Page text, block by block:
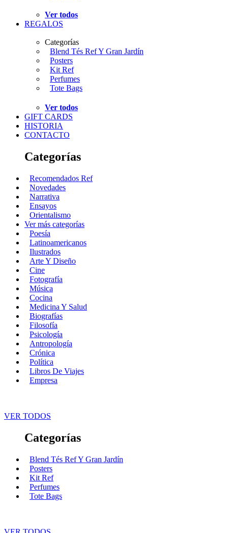
Ver todos
REGALOS
Categorías
Blend Tés Ref Y Gran Jardín
Posters
Kit Ref
Perfumes
Tote Bags
Ver todos
GIFT CARDS
HISTORIA
CONTACTO
Categorías
Recomendados Ref
Novedades
Narrativa
Ensayos
Orientalismo
Ver más categorías
Poesía
Latinoamericanos
Ilustrados
Arte Y Diseño
Cine
Fotografía
Música
Cocina
Medicina Y Salud
Biografías
Filosofía
Psicología
Antropología
Crónica
Política
Libros De Viajes
Empresa
VER TODOS
Categorías
Blend Tés Ref Y Gran Jardín
Posters
Kit Ref
Perfumes
Tote Bags